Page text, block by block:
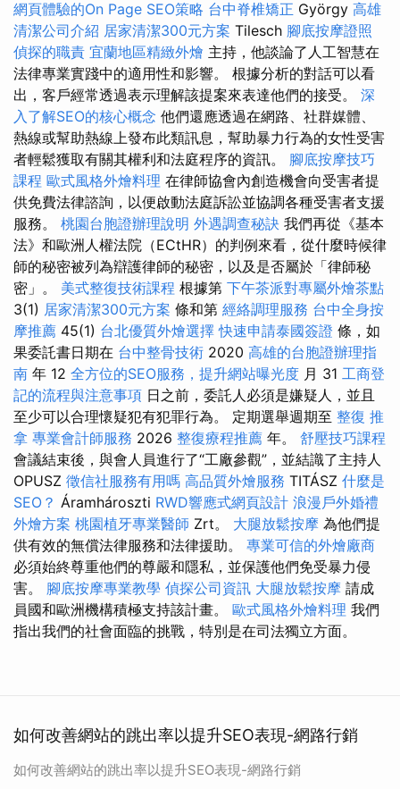
網頁體驗的On Page SEO策略 台中脊椎矯正 György 高雄
清潔公司介紹 居家清潔300元方案 Tilesch 腳底按摩證照
偵探的職責 宜蘭地區精緻外燴 主持，他談論了人工智慧在
法律專業實踐中的適用性和影響。 根據分析的對話可以看
出，客戶經常透過表示理解該提案來表達他們的接受。 深
入了解SEO的核心概念 他們還應透過在網路、社群媒體、
熱線或幫助熱線上發布此類訊息，幫助暴力行為的女性受害
者輕鬆獲取有關其權利和法庭程序的資訊。 腳底按摩技巧
課程 歐式風格外燴料理 在律師協會內創造機會向受害者提
供免費法律諮詢，以便啟動法庭訴訟並協調各種受害者支援
服務。 桃園台胞證辦理說明 外遇調查秘訣 我們再從《基本
法》和歐洲人權法院（ECtHR）的判例來看，從什麼時候律
師的秘密被列為辯護律師的秘密，以及是否屬於「律師秘
密」。 美式整復技術課程 根據第 下午茶派對專屬外燴茶點
3(1) 居家清潔300元方案 條和第 經絡調理服務 台中全身按
摩推薦 45(1) 台北優質外燴選擇 快速申請泰國簽證 條，如
果委託書日期在 台中整骨技術 2020 高雄的台胞證辦理指
南 年 12 全方位的SEO服務，提升網站曝光度 月 31 工商登
記的流程與注意事項 日之前，委託人必須是嫌疑人，並且
至少可以合理懷疑犯有犯罪行為。 定期選舉週期至 整復 推
拿 專業會計師服務 2026 整復療程推薦 年。 舒壓技巧課程
會議結束後，與會人員進行了“工廠參觀”，並結識了主持人
OPUSZ 徵信社服務有用嗎 高品質外燴服務 TITÁSZ 什麼是
SEO？ Áramhároszti RWD響應式網頁設計 浪漫戶外婚禮
外燴方案 桃園植牙專業醫師 Zrt。 大腿放鬆按摩 為他們提
供有效的無償法律服務和法律援助。 專業可信的外燴廠商
必須始終尊重他們的尊嚴和隱私，並保護他們免受暴力侵
害。 腳底按摩專業教學 偵探公司資訊 大腿放鬆按摩 請成
員國和歐洲機構積極支持該計畫。 歐式風格外燴料理 我們
指出我們的社會面臨的挑戰，特別是在司法獨立方面。
如何改善網站的跳出率以提升SEO表現-網路行銷
如何改善網站的跳出率以提升SEO表現-網路行銷